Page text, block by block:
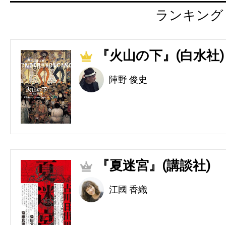
ランキング
1 『火山の下』(白水社)
陣野 俊史
2 『夏迷宮』(講談社)
江國 香織